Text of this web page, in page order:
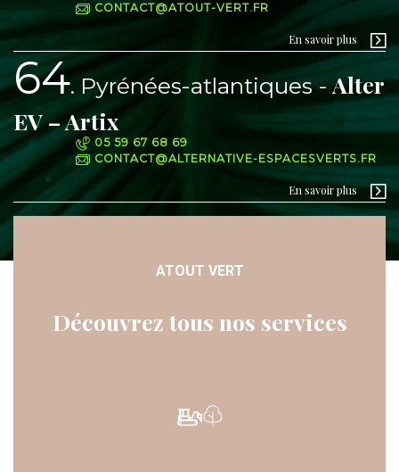
CONTACT@ATOUT-VERT.FR
En savoir plus
64 Pyrénées-atlantiques Alter
EV – Artix
05 59 67 68 69
CONTACT@ALTERNATIVE-ESPACESVERTS.FR
En savoir plus
ATOUT VERT
Découvrez tous nos services